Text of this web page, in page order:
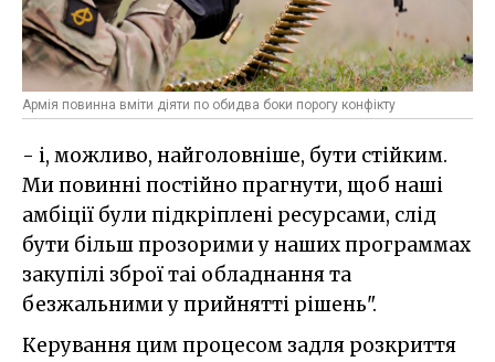
Армія повинна вміти діяти по обидва боки порогу конфікту
- і, можливо, найголовніше, бути стійким.
Ми повинні постійно прагнути, щоб наші
амбіції були підкріплені ресурсами, слід
бути більш прозорими у наших программах
закупілі зброї таі обладнання та
безжальними у прийнятті рішень".
Керування цим процесом задля розкриття